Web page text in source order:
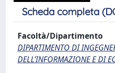
Scheda completa
Facoltà/Dipartimento
DIPARTIMENTO DI
DELL’INFORMAZIONE E DI